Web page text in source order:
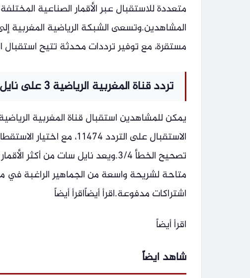
متعددة للاستقبال عبر الأقمار الصناعية
المشاهدين.وتسعى الشبكة الرياضية المغربية
مستقرة، مع توفير ترددات محدثة تتيح استقبال
تردد قناة المغربية الرياضية 3 على نايل سات لاستقبال البث المجاني
تصحيح الخطأ 3/4.ويعد نايل سات من
متاحة لشريحة واسعة من الجماهير الراغبة في
اشتراكات مدفوعة.اقرأ أيضاًاقرأ أيضاً
اقرأ أيضاً
شاهد ايضاً